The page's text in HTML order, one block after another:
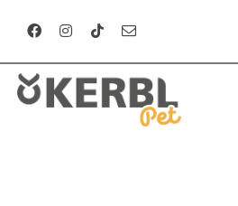
Inhalt
springen